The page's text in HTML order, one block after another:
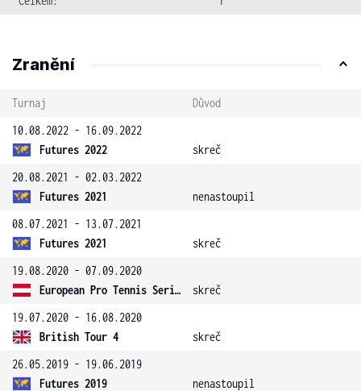
Zranění
Turnaj
Důvod
10.08.2022 - 16.09.2022
Futures 2022
skreč
20.08.2021 - 02.03.2022
Futures 2021
nenastoupil
08.07.2021 - 13.07.2021
Futures 2021
skreč
19.08.2020 - 07.09.2020
European Pro Tennis Series
skreč
19.07.2020 - 16.08.2020
British Tour 4
skreč
26.05.2019 - 19.06.2019
Futures 2019
nenastoupil